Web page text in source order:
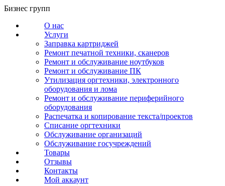
Перейти
содержанию
Бизнес групп
О нас
Услуги
Заправка картриджей
Ремонт печатной техники, сканеров
Ремонт и обслуживание ноутбуков
Ремонт и обслуживание ПК
Утилизация оргтехники, электронного
оборудования и лома
Ремонт и обслуживание периферийного
оборудования
Распечатка и копирование текста/проектов
Списание оргтехники
Обслуживание организаций
Обслуживание госучреждений
Товары
Отзывы
Контакты
Мой аккаунт